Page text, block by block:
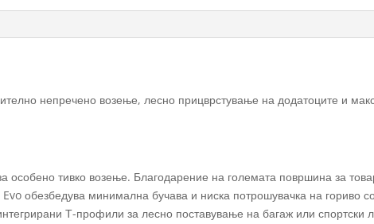
непречено возење, лесно прицврстување на додатоците и
тивко возење. Благодарение на големата површина за
обезбедува минимална бучава и ниска потрошувачка на гориво со
Т-профили за лесно поставување на багаж или спортски